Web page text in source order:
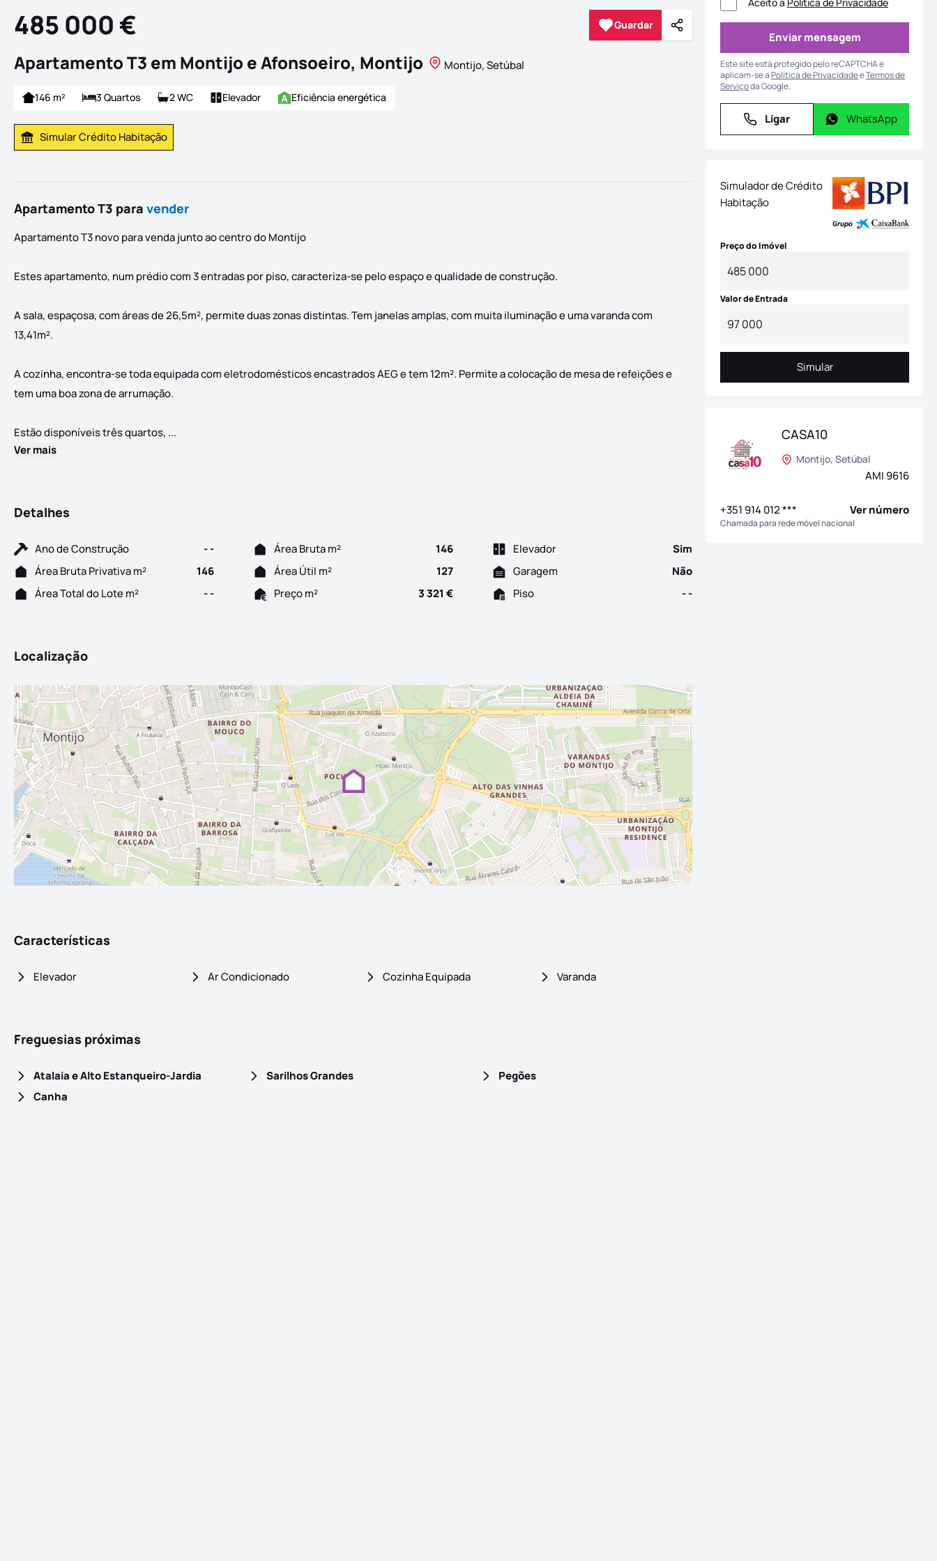
485 000 € Guardar
Guardar Partilhar
Apartamento T3 em Montijo e Afonsoeiro, Montijo Montijo, Setúbal
146 m² 3 Quartos 2 WC Elevador Eficiência energética
Simular Prestação
Simular Crédito Habitação
Apartamento T3 para vender
Apartamento T3 novo para venda junto ao centro do Montijo
Estes apartamento, num prédio com 3 entradas por piso, caracteriza-se pelo espaço e qualidade de construção.
A sala, espaçosa, com áreas de 26,5m², permite duas zonas distintas. Tem janelas amplas, com muita iluminação e uma varanda com
13,41m².
A cozinha, encontra-se toda equipada com eletrodomésticos encastrados AEG e tem 12m². Permite a colocação de mesa de refeições e
tem uma boa zona de arrumação.
Estão disponíveis três quartos, ... Apartamento T3 novo para venda junto ao centro do Montijo Estes apartamento, num prédio com 3 entradas por piso, caracteriza-se pelo espaço e
Ver mais
Detalhes
Ano de Construção - - Área Bruta m² 146 Elevador
Sim
Área Bruta Privativa m²
146 Área Útil m² 127 Garagem
Não
Área Total do Lote m²
- - Preço m² 3 321 € Piso - -
Localização
Características
Elevador Ar Condicionado Cozinha Equipada Varanda
Freguesias próximas
Atalaia e Alto Estanqueiro-Jardia Sarilhos Grandes
Pegões
Canha
Enviar mensagem
Enviar mensagem
Este site está protegido pelo reCAPTCHA e
aplicam-se aPolítica de PrivacidadeeTermos de
Serviçoda Google.
Ligar
Ligar WhatsApp
WhatsApp
Simulador de Crédito
Habitação
Preço do Imóvel
Valor de Entrada
Simular
Simular
CASA10
Montijo, Setúbal
AMI 9616
+351 914 012 *** Ver número
Chamada para rede móvel nacional